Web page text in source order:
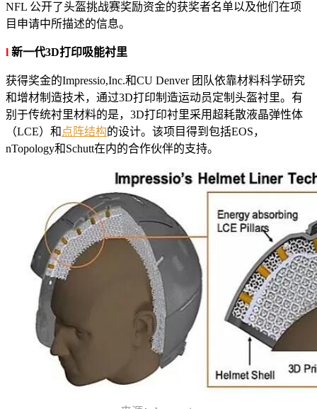
NFL 公开了头盔挑战赛奖励资金的获奖者名单以及他们在项
目申请中所描述的信息。
l 新一代3D打印吸能衬里
获得奖金的Impressio,Inc.和CU Denver 团队依靠材料科学研究
和增材制造技术，通过3D打印制造运动员定制头盔衬里。有
别于传统衬里材料的是，3D打印衬里采用超耗散液晶弹性体
（LCE）和 点阵结构的设计。该项目得到包括EOS，
nTopology和Schutt在内的合作伙伴的支持。